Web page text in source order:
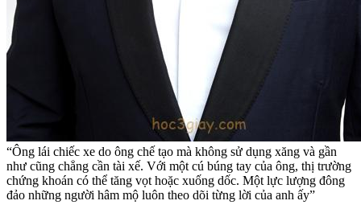
“Ông lái chiếc xe do ông chế tạo mà không sử dụng xăng và gần
như cũng chẳng cần tài xế. Với một cú búng tay của ông, thị trường
chứng khoán có thể tăng vọt hoặc xuống dốc. Một lực lượng đông
đảo những người hâm mộ luôn theo dõi từng lời của anh ấy”